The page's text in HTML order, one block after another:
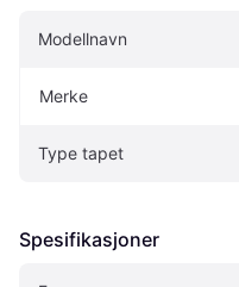
Modellnavn
Merke
Type tapet
Spesifikasjoner